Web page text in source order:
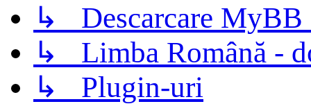
↳ Descarcare MyBB
↳ Limba Română -
↳ Plugin-uri